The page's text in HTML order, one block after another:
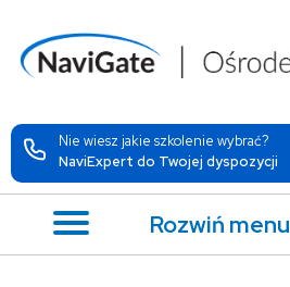
Nie wiesz jakie szkolenie wybrać?
NaviExpert do Twojej dyspozycji
Rozwiń menu